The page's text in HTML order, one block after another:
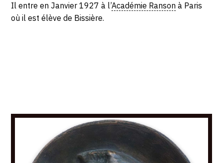
Il entre en Janvier 1927 à l’Académie Ranson à Paris
où il est élève de Bissière.